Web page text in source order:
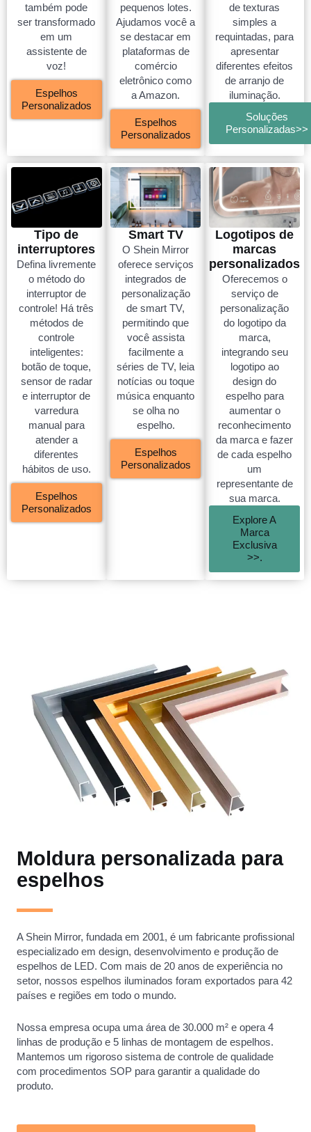
também pode
ser transformado
em um
assistente de
voz!
Espelhos
Personalizados
pequenos lotes.
Ajudamos você a
se destacar em
plataformas de
comércio
eletrônico como
a Amazon.
Espelhos
Personalizados
de texturas
simples a
requintadas, para
apresentar
diferentes efeitos
de arranjo de
iluminação.
Soluções
Personalizadas>>
Tipo de
interruptores
Defina livremente
o método do
interruptor de
controle! Há três
métodos de
controle
inteligentes:
botão de toque,
sensor de radar
e interruptor de
varredura
manual para
atender a
diferentes
hábitos de uso.
Espelhos
Personalizados
Smart TV
O Shein Mirror
oferece serviços
integrados de
personalização
de smart TV,
permitindo que
você assista
facilmente a
séries de TV, leia
notícias ou toque
música enquanto
se olha no
espelho.
Espelhos
Personalizados
Logotipos de
marcas
personalizados
Oferecemos o
serviço de
personalização
do logotipo da
marca,
integrando seu
logotipo ao
design do
espelho para
aumentar o
reconhecimento
da marca e fazer
de cada espelho
um
representante de
sua marca.
Explore A
Marca
Exclusiva
>>.
Moldura personalizada para
espelhos
A Shein Mirror, fundada em 2001, é um fabricante profissional
especializado em design, desenvolvimento e produção de
espelhos de LED. Com mais de 20 anos de experiência no
setor, nossos espelhos iluminados foram exportados para 42
países e regiões em todo o mundo.
Nossa empresa ocupa uma área de 30.000 m² e opera 4
linhas de produção e 5 linhas de montagem de espelhos.
Mantemos um rigoroso sistema de controle de qualidade
com procedimentos SOP para garantir a qualidade do
produto.